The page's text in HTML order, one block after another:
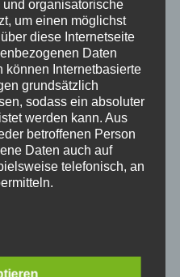
Wenn man an der
man spät abends
googelt? Wie ist
organisatorische
um einen möglichst
diese Internetseite
Daten
können Internetbasierte
grundsätzlich
sodass ein absoluter
werden kann. Aus
betroffenen Person
Daten auch auf
telefonisch, an
beruht auf den
beim Erlass
(DS-GVO)